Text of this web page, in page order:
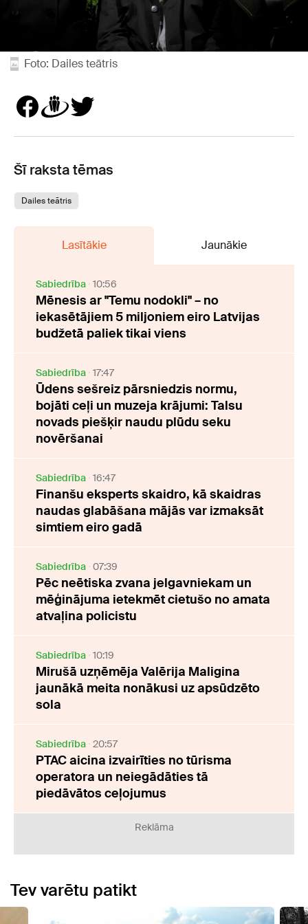
Foto: Dailes teātris
Šī raksta tēmas
Dailes teātris
Lasītākie Jaunākie
Sabiedrība 10:56
Mēnesis ar "Temu nodokli" – no
iekasētājiem 5 miljoniem eiro Latvijas
budžetā paliek tikai viens
Sabiedrība 17:47
Ūdens sešreiz pārsniedzis normu,
bojāti ceļi un muzeja krājumi: Talsu
novads piešķir naudu plūdu seku
novēršanai
Sabiedrība 16:47
Finanšu eksperts skaidro, kā skaidras
naudas glabāšana mājās var izmaksāt
simtiem eiro gadā
Sabiedrība 07:39
Pēc neētiska zvana jelgavniekam un
mēģinājuma ietekmēt cietušo no amata
atvaļina policistu
Sabiedrība 10:19
Mirušā uzņēmēja Valērija Maligina
jaunākā meita nonākusi uz apsūdzēto
sola
Sabiedrība 20:57
PTAC aicina izvairīties no tūrisma
operatora un neiegādāties tā
piedāvātos ceļojumus
Reklāma
Tev varētu patikt